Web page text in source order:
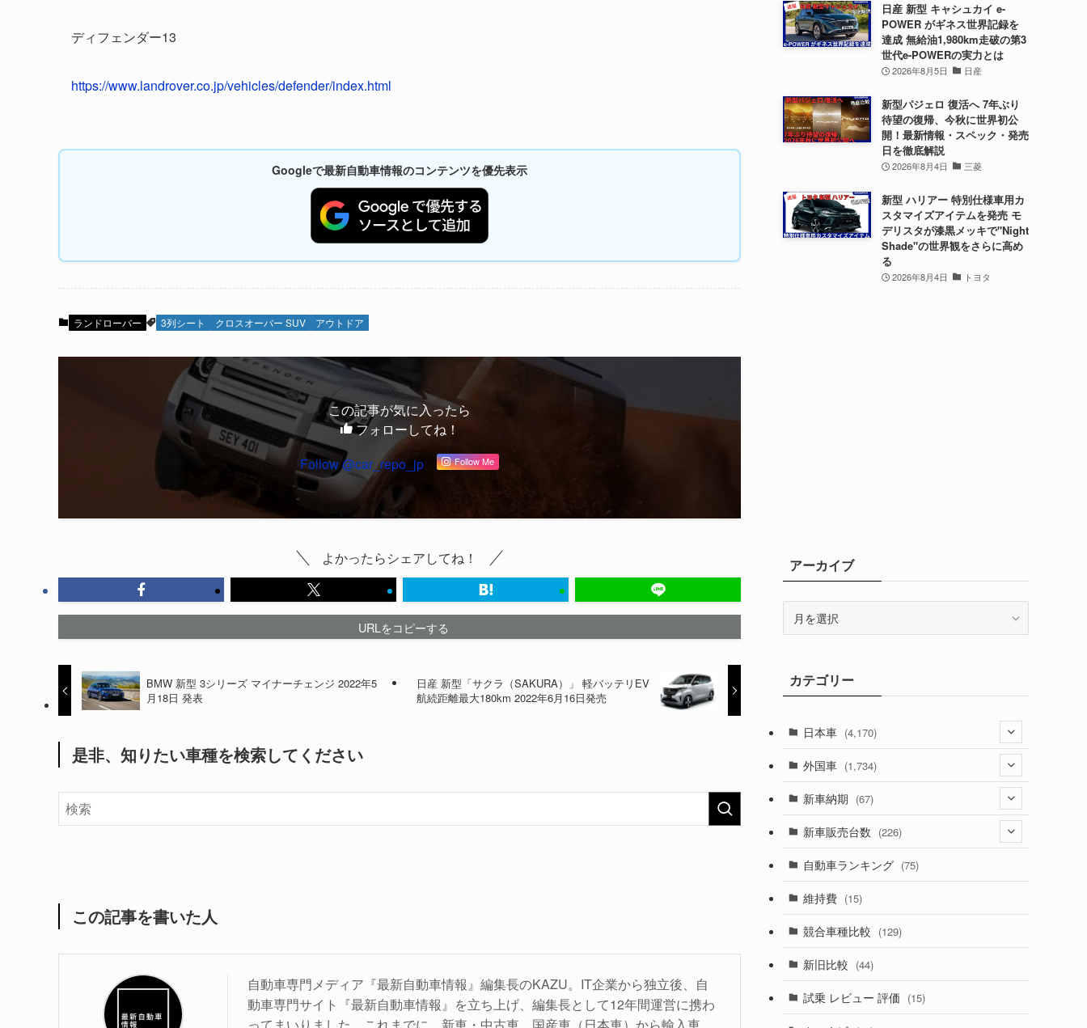
ディフェンダー13
https://www.landrover.co.jp/vehicles/defender/index.html
Googleで最新自動車情報のコンテンツを優先表示
ランドローバー 3列シート クロスオーバー SUV アウトドア
この記事が気に入ったら
フォローしてね！
Follow @car_repo_jp
Follow Me
よかったらシェアしてね！
URLをコピーする
BMW 新型 3シリーズ マイナーチェンジ 2022年5
月18日 発表
日産 新型「サクラ（SAKURA）」 軽バッテリEV
航続距離最大180km 2022年6月16日発売
是非、知りたい車種を検索してください
この記事を書いた人
自動車専門メディア『最新自動車情報』編集長のKAZU。IT企業から独立後、自
動車専門サイト『最新自動車情報』を立ち上げ、編集長として12年間運営に携わ
ってまいりました。これまでに、新車・中古車、国産車（日本車）から輸入車
日産 新型 キャシュカイ e-
POWER がギネス世界記録を
達成 無給油1,980km走破の第3
世代e-POWERの実力とは
2026年8月5日 日産
新型パジェロ 復活へ 7年ぶり
待望の復帰、今秋に世界初公
開！最新情報・スペック・発売
日を徹底解説
2026年8月4日 三菱
新型 ハリアー 特別仕様車用カ
スタマイズアイテムを発売 モ
デリスタが漆黒メッキで"Night
Shade"の世界観をさらに高め
る
2026年8月4日 トヨタ
アーカイブ
ブカテゴリー
日本車 (4,170)
(1,320)
(329)
(525)
(356)
(328)
(194)
(230)
(253)
外国車 (1,734)
(188)
(242)
(85)
(84)
(14)
(222)
新車納期 (67)
(28)
(8)
(3)
(3)
(5)
新車販売台数 (226)
(21)
(5)
(7)
自動車ランキング (75)
維持費 (15)
競合車種比較 (129)
新旧比較 (44)
試乗 レビュー 評価 (15)